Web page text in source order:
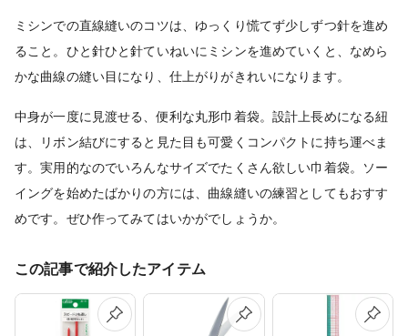
ミシンでの直線縫いのコツは、ゆっくり慌てず少しずつ針を進め
ること。ひと針ひと針ていねいにミシンを進めていくと、なめら
かな曲線の縫い目になり、仕上がりがきれいになります。
中身が一度に見渡せる、便利な丸形巾着袋。設計上長めになる紐
は、リボン結びにすると見た目も可愛くコンパクトに持ち運べま
す。実用的なのでいろんなサイズでたくさん欲しい巾着袋。ソー
イングを始めたばかりの方には、曲線縫いの練習としてもおすす
めです。ぜひ作ってみてはいかがでしょうか。
この記事で紹介したアイテム